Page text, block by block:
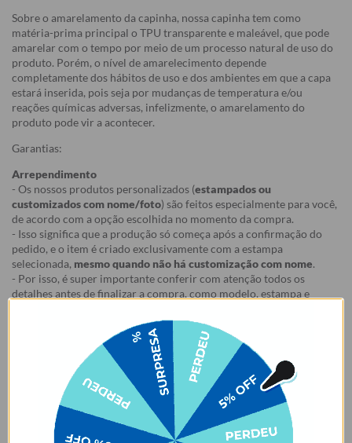
Sobre o amarelamento da capinha, nossa capinha tem como
matéria-prima principal o TPU transparente e maleável, que pode
amarelar com o tempo por meio de um processo natural de uso do
produto. Porém, o nível de amarelecimento depende
completamente dos hábitos de uso e dos ambientes em que a capa
estará inserida, pois seja por mudanças de temperatura e/ou
reações químicas adversas, infelizmente, o amarelamento do
produto pode vir a acontecer.
Garantias:
Arrependimento
- Os nossos produtos personalizados (estampados ou
customizados com nome/foto) são feitos especialmente para você,
de acordo com a opção escolhida no momento da compra.
- Isso significa que a produção só começa após a confirmação do
pedido, e o item é criado exclusivamente com a estampa
selecionada, mesmo quando não há customização com nome.
- Por isso, é super importante conferir com atenção todos os
detalhes antes de finalizar a compra, como modelo, estampa e
- Após o início da produção,não é possível realizar
cancelamentos ou alterações , pois o produto não pode retornar
- Descascamento: 6 meses;
- Amarelamento: 6 meses;